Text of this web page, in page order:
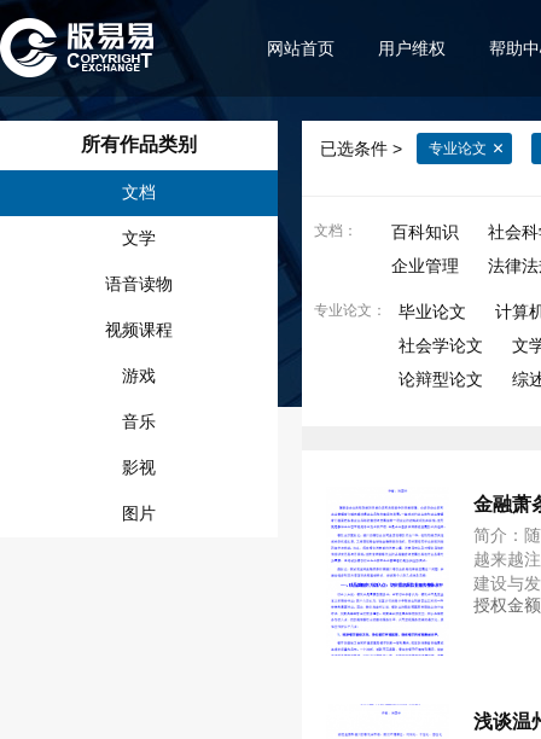
网站首页 用户维权 帮助
所有作品类别
文档
文学
语音读物
视频课程
游戏
音乐
影视
图片
已选条件 > 专业论文
文档 ： 百科知识
社会
企业管理
法律
专业论文 ： 毕业论文
计算
社会学论文
文
论辩型论文
综
金融萧
简介：
越来越
建设与
也是企
业品牌
授权金
浅谈温